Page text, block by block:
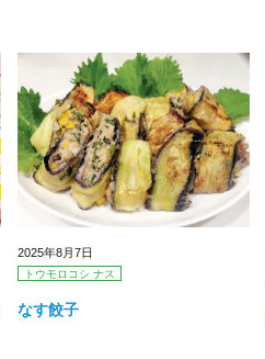
2025年8月7日
トウモロコシ ナス
なす餃子